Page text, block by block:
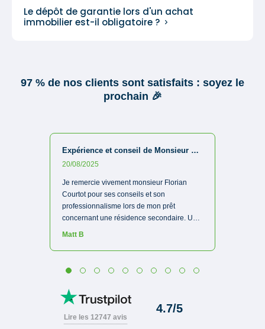
Le dépôt de garantie lors d'un achat
immobilier est-il obligatoire ?